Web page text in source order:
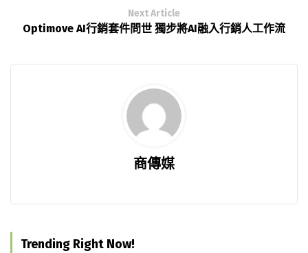
Next Article
Optimove AI行銷套件問世 獨步將AI融入行銷人工作流
商傳媒
Trending Right Now!